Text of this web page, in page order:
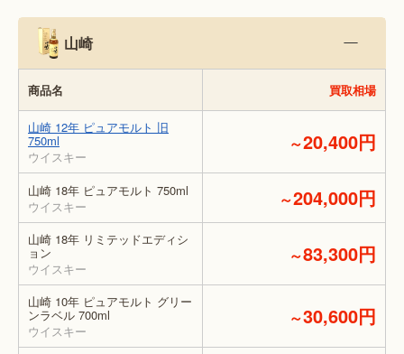
山崎
商品名 買取相場
山崎 12年 ピュアモルト 旧
750ml
ウイスキー
～20,400円
山崎 18年 ピュアモルト 750ml
ウイスキー
～204,000円
山崎 18年 リミテッドエディシ
ョン
ウイスキー
～83,300円
山崎 10年 ピュアモルト グリー
ンラベル 700ml
ウイスキー
～30,600円